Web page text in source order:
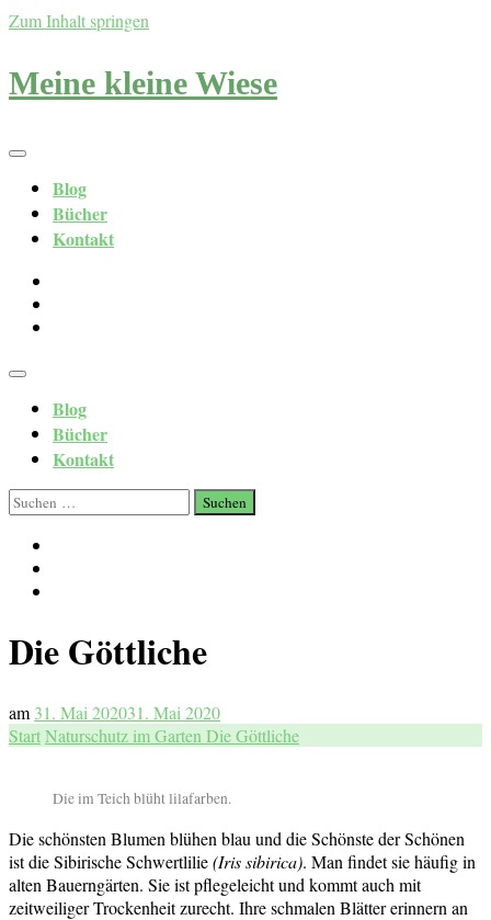
Zum Inhalt springen
Meine kleine Wiese
Blog
Bücher
Kontakt
Blog
Bücher
Kontakt
Suchen
nach:
Die Göttliche
am 31. Mai 202031. Mai 2020
StartNaturschutz im Garten Die Göttliche
Die im Teich blüht lilafarben.
Die schönsten Blumen blühen blau und die Schönste der Schönen
ist die Sibirische Schwertlilie(Iris sibirica). Man findet sie häufig in
alten Bauerngärten. Sie ist pflegeleicht und kommt auch mit
zeitweiliger Trockenheit zurecht. Ihre schmalen Blätter erinnern an